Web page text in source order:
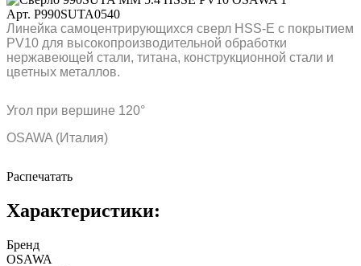
Арт. P990SUTA0540
Линейка самоцентрирующихся сверл HSS-E с покрытием
PV10 для высокопроизводительной обработки
нержавеющей стали, титана, конструкционной стали и
цветных металлов.
Угол при вершине 120°
OSAWA (Италия)
Распечатать
Характеристики:
Бренд
OSAWA